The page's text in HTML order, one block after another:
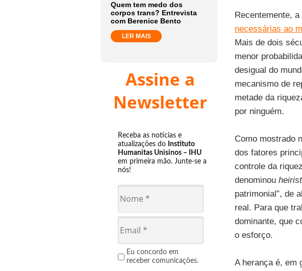
Quem tem medo dos
corpos trans? Entrevista
com Berenice Bento
LER MAIS
Assine a
Newsletter
Receba as notícias e
atualizações do Instituto
Humanitas Unisinos – IHU
em primeira mão. Junte-se a
nós!
Eu concordo em
receber comunicações.
Recentemente, a
necessárias ao
Mais de dois
menor
desigual do
mecanismo de
metade da
por ninguém.
Como mostrado
dos fatores
controle da
denominou
patrimonial”, de
real. Para que
dominante, que
o esforço.
A herança é, em